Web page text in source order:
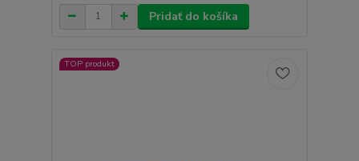
Pridať do košíka
TOP produkt